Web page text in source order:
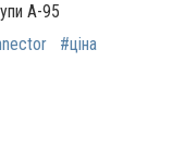
А-95
#ціна